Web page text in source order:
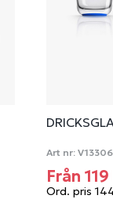
Art nr: V13306
Från
Ord. pris